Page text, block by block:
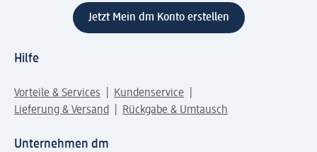
Jetzt Mein dm Konto erstellen
Hilfe
Vorteile & Services
Kundenservice
Lieferung & Versand
Rückgabe & Umtausch
Unternehmen dm